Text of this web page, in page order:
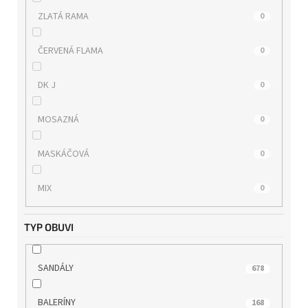
REGARDE LE CIEL 0
REMONTE 0
RIDER 3
RIEKER 7
ROCK SPRING 0
s.OLIVER 5
SKECHERS 4
TAMARIS
TBS
ZLATÁ RAMA 0
ČERVENÁ FLAMA 0
DK J 0
MOSAZNÁ 0
MASKÁČOVÁ 0
MIX 0
TYP OBUVI
SANDÁLY 678
BALERÍNY 168